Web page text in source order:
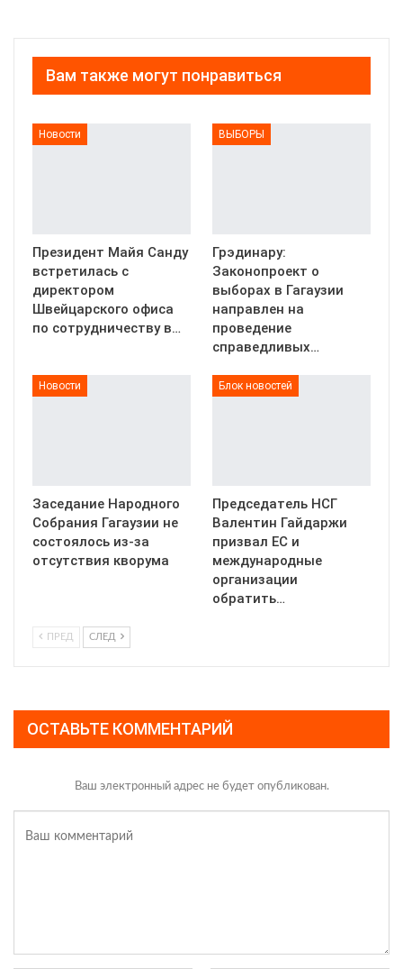
Вам также могут понравиться
Новости
Президент Майя Санду
встретилась с
директором
Швейцарского офиса
по сотрудничеству в…
ВЫБОРЫ
Грэдинару:
Законопроект о
выборах в Гагаузии
направлен на
проведение
справедливых…
Новости
Заседание Народного
Собрания Гагаузии не
состоялось из-за
отсутствия кворума
Блок новостей
Председатель НСГ
Валентин Гайдаржи
призвал ЕС и
международные
организации
обратить…
ПРЕД СЛЕД
ОСТАВЬТЕ КОММЕНТАРИЙ
Ваш электронный адрес не будет опубликован.